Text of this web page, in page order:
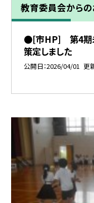
教育委員会から
●[市HP] 第4期未
策定しました
公開日 2026/04/01 更